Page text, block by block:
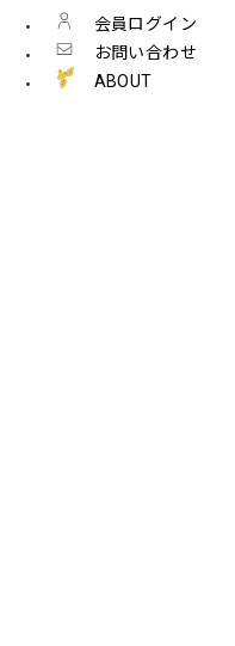
会員ログイン
お問い合わせ
ABOUT